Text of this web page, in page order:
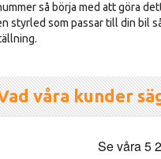
så börja med att göra
styrled som passar till din bil
våra kunder